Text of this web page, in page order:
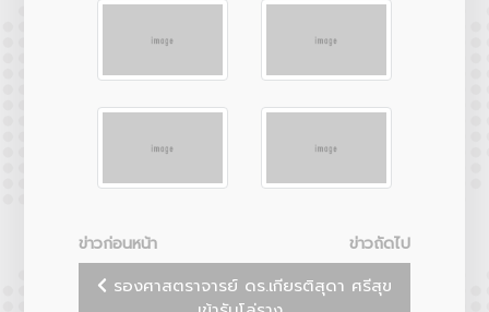
ข่าวก่อนหน้า
ข่าวถัดไป
รองศาสตราจารย์ ดร.เกียรติสุดา ศรีสุข